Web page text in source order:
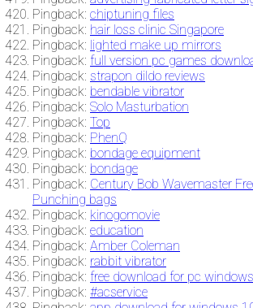
Pingback: chiptuning files
Pingback: hair loss clinic Singapore
Pingback: lighted make up mirrors
Pingback: full version pc games
Pingback: strapon dildo reviews
Pingback: bendable vibrator
Pingback: Solo Masturbation
Pingback: Top
Pingback: PhenQ
Pingback: bondage equipment
Pingback: bondage
Pingback: Century Bob Wavemaster
Punching bags
Pingback: kinogomovie
Pingback: education
Pingback: Amber Coleman
Pingback: rabbit vibrator
Pingback: free download for pc windows
Pingback: #acservice